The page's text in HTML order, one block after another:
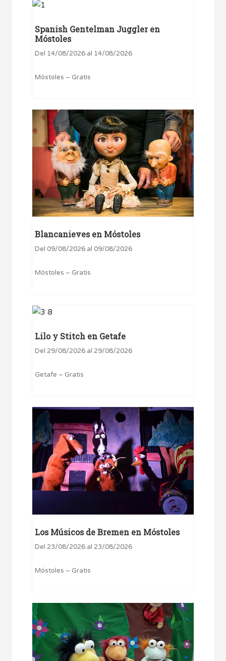
Spanish Gentelman Juggler en
Móstoles
Del 14/08/2026 al 14/08/2026
Móstoles – Gratis
Blancanieves en Móstoles
Del 09/08/2026 al 09/08/2026
Móstoles – Gratis
Lilo y Stitch en Getafe
Del 29/08/2026 al 29/08/2026
Getafe – Gratis
Los Músicos de Bremen en Móstoles
Del 23/08/2026 al 23/08/2026
Móstoles – Gratis